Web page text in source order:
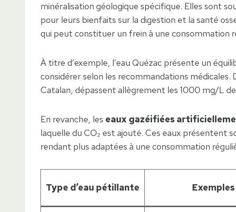
minéralisation géologique spécifique. Elles sont
pour leurs bienfaits sur la digestion et la santé
qui peut constituer un frein à une consommation
À titre d’exemple, l’eau Quézac présente un
considérer selon les recommandations
Catalan, dépassent allègrement les 1000 mg/L
En revanche, les eaux gazéifiées
laquelle du CO₂ est ajouté. Ces eaux présentent
rendant plus adaptées à une consommation
Type d’eau pétillante